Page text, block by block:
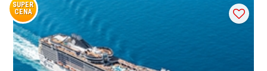
SUPER
CENA